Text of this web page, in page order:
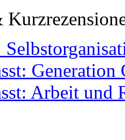
Generation
Arbeit und